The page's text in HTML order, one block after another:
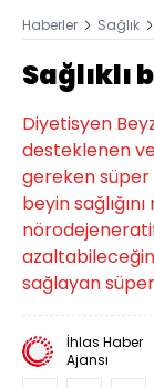
Haberler Sağlık
Sağlıklı
Diyetisyen
desteklenen
gereken süper
beyin
azaltabileceğini
sağlayan süper
İhlas Haber
Ajansı